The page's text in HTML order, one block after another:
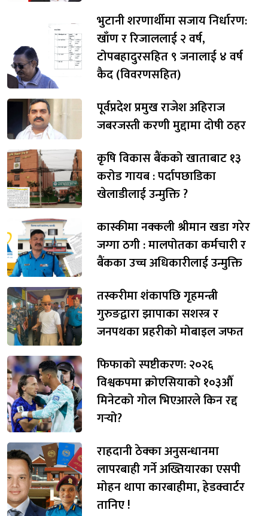
भुटानी शरणार्थीमा सजाय निर्धारण:
खाँण र रिजाललाई २ वर्ष,
टोपबहादुरसहित ९ जनालाई ४ वर्ष
कैद (विवरणसहित)
पूर्वप्रदेश प्रमुख राजेश अहिराज
जबरजस्ती करणी मुद्दामा दोषी ठहर
कृषि विकास बैंकको खाताबाट १३
करोड गायब : पर्दापछाडिका
खेलाडीलाई उन्मुक्ति ?
कास्कीमा नक्कली श्रीमान खडा गरेर
जग्गा ठगी : मालपोतका कर्मचारी र
बैंकका उच्च अधिकारीलाई उन्मुक्ति
तस्करीमा शंकापछि गृहमन्त्री
गुरुङद्वारा झापाका सशस्त्र र
जनपथका प्रहरीको मोबाइल जफत
फिफाको स्पष्टीकरण: २०२६
विश्वकपमा क्रोएसियाको १०३औँ
मिनेटको गोल भिएआरले किन रद्द
गर्‍यो?
राहदानी ठेक्का अनुसन्धानमा
लापरबाही गर्ने अख्तियारका एसपी
मोहन थापा कारबाहीमा, हेडक्वार्टर
तानिए !